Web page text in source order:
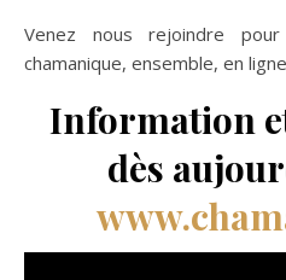
Venez nous rejoindre
chamanique, ensemble, en
Information
dès